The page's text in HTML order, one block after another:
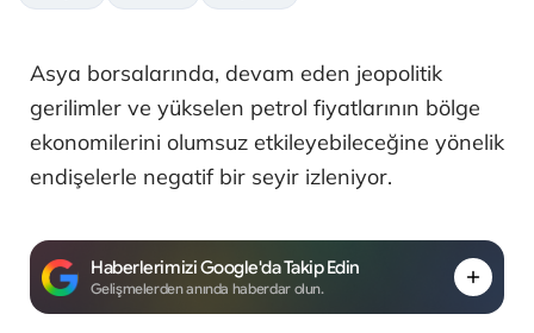
Asya borsalarında, devam eden jeopolitik
gerilimler ve yükselen petrol fiyatlarının bölge
ekonomilerini olumsuz etkileyebileceğine yönelik
endişelerle negatif bir seyir izleniyor.
Haberlerimizi Google'da Takip Edin
Gelişmelerden anında haberdar olun.